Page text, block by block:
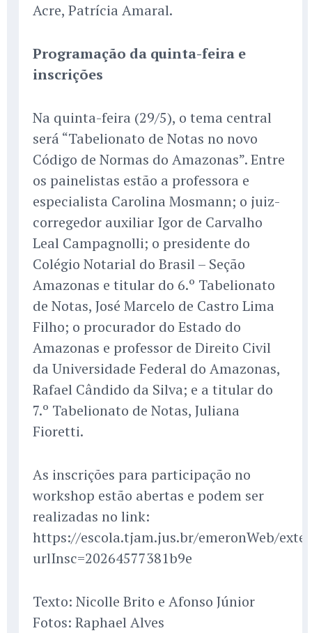
Acre, Patrícia Amaral.
Programação da quinta-feira e
inscrições
Na quinta-feira (29/5), o tema central
será “Tabelionato de Notas no novo
Código de Normas do Amazonas”. Entre
os painelistas estão a professora e
especialista Carolina Mosmann; o juiz-
corregedor auxiliar Igor de Carvalho
Leal Campagnolli; o presidente do
Colégio Notarial do Brasil – Seção
Amazonas e titular do 6.º Tabelionato
de Notas, José Marcelo de Castro Lima
Filho; o procurador do Estado do
Amazonas e professor de Direito Civil
da Universidade Federal do Amazonas,
Rafael Cândido da Silva; e a titular do
7.º Tabelionato de Notas, Juliana
Fioretti.
As inscrições para participação no
workshop estão abertas e podem ser
realizadas no link:
https://escola.tjam.jus.br/emeronWeb/
urlInsc=20264577381b9e
Texto: Nicolle Brito e Afonso Júnior
Fotos: Raphael Alves